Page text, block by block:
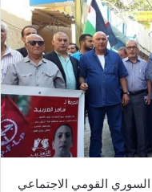
القومي الاجتماعي